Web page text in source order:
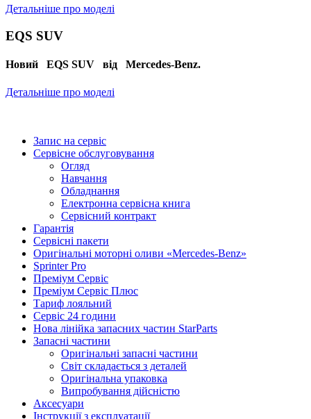
Детальніше про моделі
EQS SUV
Новий EQS SUV від Mercedes-Benz.
Детальніше про моделі
Запис на сервіс
Сервісне обслуговування
Огляд
Навчання
Обладнання
Електронна сервісна книга
Сервісний контракт
Гарантія
Сервісні пакети
Оригінальні моторні оливи «Mercedes-Benz»
Sprinter Pro
Преміум Сервіс
Преміум Сервіс Плюс
Тариф лояльний
Сервіс 24 години
Нова лінійка запасних частин StarParts
Запасні частини
Оригінальні запасні частини
Світ складається з деталей
Оригінальна упаковка
Випробування дійсністю
Аксесуари
Інструкції з експлуатації